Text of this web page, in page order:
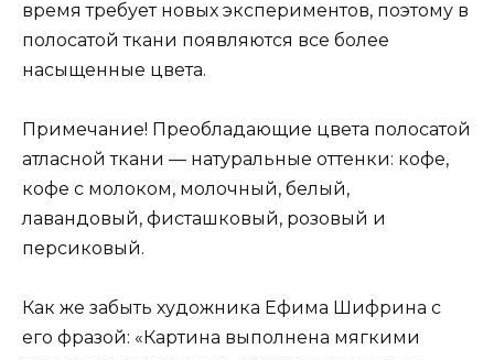
время требует новых экспериментов, поэтому в
полосатой ткани появляются все более
насыщенные цвета.
Примечание! Преобладающие цвета полосатой
атласной ткани — натуральные оттенки: кофе,
кофе с молоком, молочный, белый,
лавандовый, фисташковый, розовый и
персиковый.
Как же забыть художника Ефима Шифрина с
его фразой: «Картина выполнена мягкими